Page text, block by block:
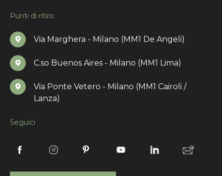
Punti di ritiro
Via Marghera - Milano (MM1 De Angeli)
C.so Buenos Aires - Milano (MM1 Lima)
Via Ponte Vetero - Milano (MM1 Cairoli /
Lanza)
Seguici